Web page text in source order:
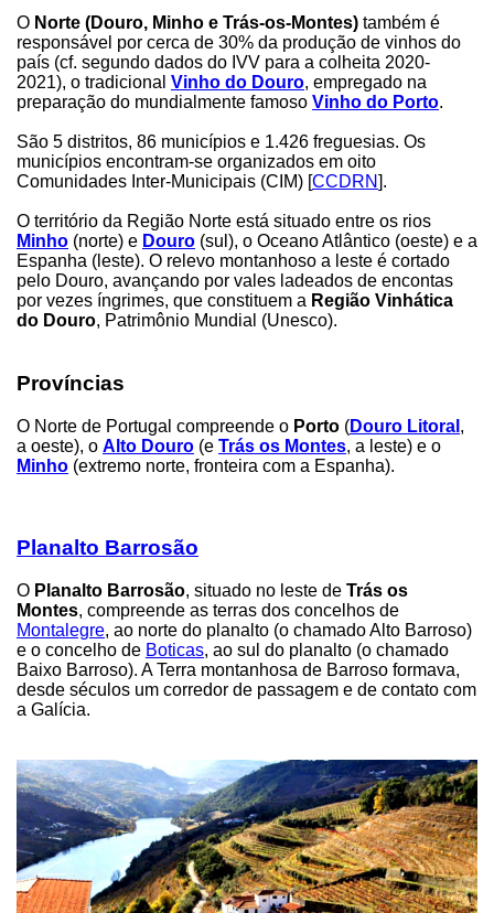
O Norte (Douro, Minho e Trás-os-Montes) também é
responsável por cerca de 30% da produção de vinhos do
país (cf. segundo dados do IVV para a colheita 2020-
2021), o tradicional Vinho do Douro, empregado na
preparação do mundialmente famoso Vinho do Porto.
São 5 distritos, 86 municípios e 1.426 freguesias. Os
municípios encontram-se organizados em oito
Comunidades Inter-Municipais (CIM) [CCDRN].
O território da Região Norte está situado entre os rios
Minho (norte) e Douro (sul), o Oceano Atlântico (oeste) e a
Espanha (leste). O relevo montanhoso a leste é cortado
pelo Douro, avançando por vales ladeados de encontas
por vezes íngrimes, que constituem a Região Vinhática
do Douro, Patrimônio Mundial (Unesco).
Províncias
O Norte de Portugal compreende o Porto (Douro Litoral ,
a oeste), o Alto Douro (e Trás os Montes, a leste) e o
Minho (extremo norte, fronteira com a Espanha).
Planalto Barrosão
O Planalto Barrosão, situado no leste de Trás os
Montes, compreende as terras dos concelhos de
Montalegre, ao norte do planalto (o chamado Alto Barroso)
e o concelho de Boticas, ao sul do planalto (o chamado
Baixo Barroso). A Terra montanhosa de Barroso formava,
desde séculos um corredor de passagem e de contato com
a Galícia.